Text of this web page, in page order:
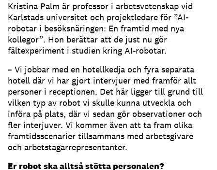
Kristina Palm är professor i arbetsvetenskap vid
Karlstads universitet och projektledare för ”AI-
robotar i besöksnäringen: En framtid med nya
kollegor”. Hon berättar att de just nu gör
fältexperiment i studien kring AI-robotar.
– Vi jobbar med en hotellkedja och fyra separata
hotell där vi har gjort intervjuer med framför allt
personer i receptionen. Det här ligger till grund till
vilken typ av robot vi skulle kunna utveckla och
införa på plats, där vi sedan gör observationer och
fler interjuver. Vi kommer även att ta fram olika
framtidsscenarier tillsammans med arbetsgivare
och arbetstagarrepresentanter.
Er robot ska alltså stötta personalen?